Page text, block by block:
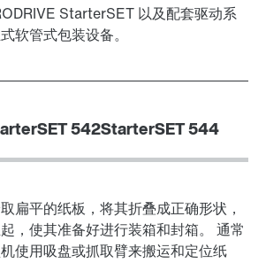
542StarterSET 544
扁平的纸板，将其折叠成正确形状，
，使其准备好进行装箱和封箱。 通常
使用吸盘或抓取臂来搬运和定位纸